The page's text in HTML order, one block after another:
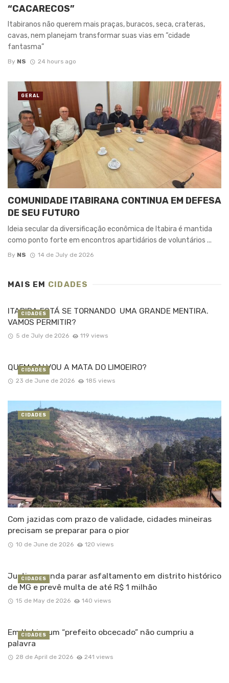
“CACARECOS”
Itabiranos não querem mais praças, buracos, seca, crateras,
cavas, nem planejam transformar suas vias em “cidade
fantasma”
By NS 24 hours ago
COMUNIDADE ITABIRANA CONTINUA EM DEFESA
DE SEU FUTURO
Ideia secular da diversificação econômica de Itabira é mantida
como ponto forte em encontros apartidários de voluntários ...
By NS 14 de July de 2026
GERAL
MAIS EM CIDADES
ITABIRA ESTÁ SE TORNANDO UMA GRANDE MENTIRA.
VAMOS PERMITIR?
5 de July de 2026 119 views
CIDADES
QUEM SALVOU A MATA DO LIMOEIRO?
23 de June de 2026 185 views
CIDADES
Com jazidas com prazo de validade, cidades mineiras
precisam se preparar para o pior
10 de June de 2026 120 views
CIDADES
Justiça manda parar asfaltamento em distrito histórico
de MG e prevê multa de até R$ 1 milhão
15 de May de 2026 140 views
CIDADES
Em Itabira um “prefeito obcecado” não cumpriu a
palavra
28 de April de 2026 241 views
CIDADES